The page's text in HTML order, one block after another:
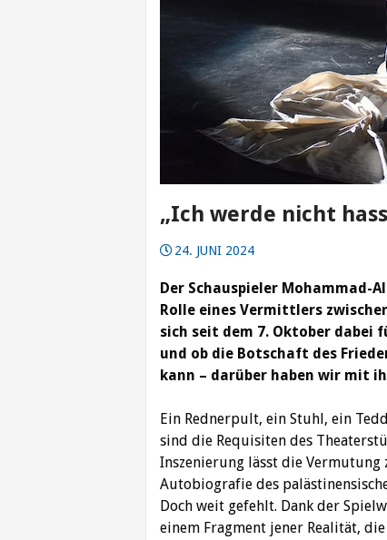
„Ich werde nicht
24. JUNI 2024
Der Schauspieler Mohammad-
Rolle eines Vermittlers
sich seit dem 7. Oktober dabei
und ob die Botschaft des
kann – darüber haben wir mit
Ein Rednerpult, ein Stuhl, ein
sind die Requisiten des
Inszenierung lässt die Vermutung
Autobiografie des
Doch weit gefehlt. Dank der
einem Fragment jener Realität,